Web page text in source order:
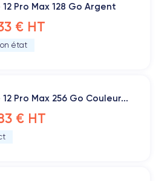
12 Pro Max 128 Go Argent
€ HT
état
12 Pro Max 256 Go Couleur...
€ HT